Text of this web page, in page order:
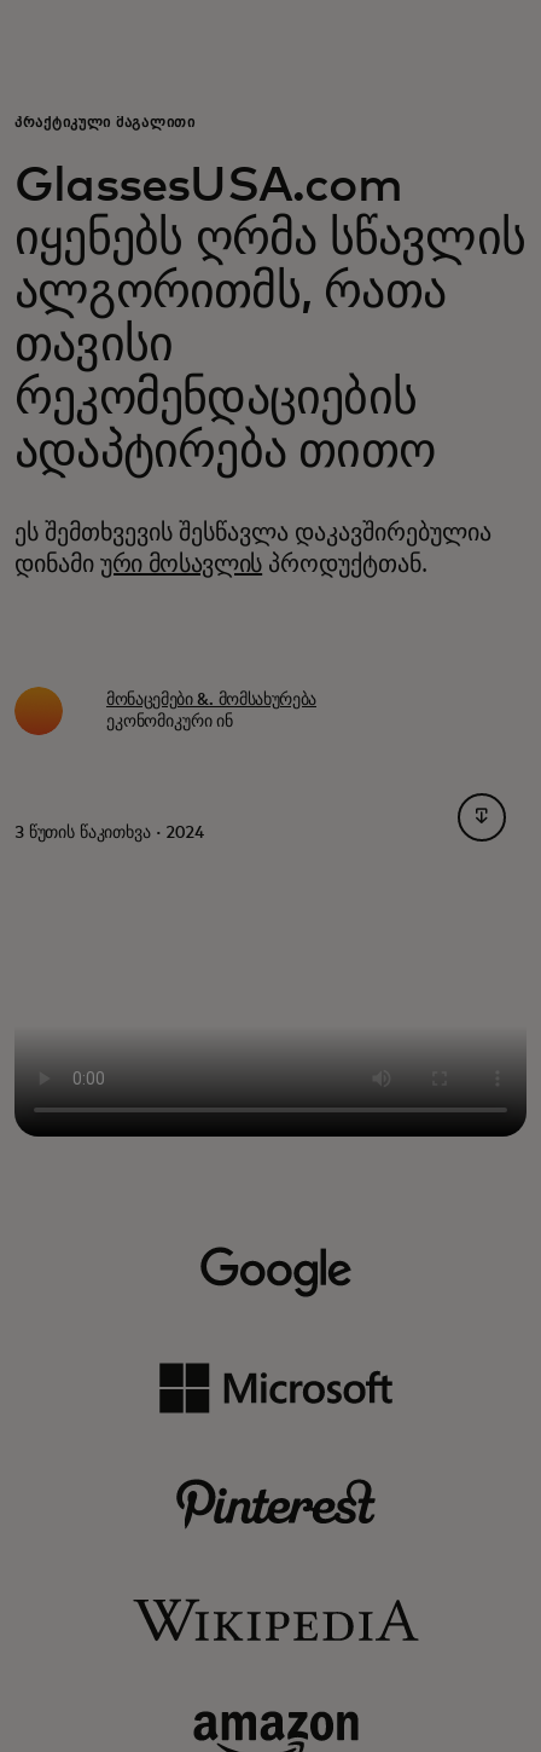
ბიზნესისთვის
მსოფლიოსთვის
ინოვატორებისთვის
სიახლეები და ტენდენციები
ᲞᲠᲐᲥᲢᲘᲙᲣᲚᲘ ᲛᲐᲒᲐᲚᲘᲗᲘ
GlassesUSA.com
იყენებს ღრმა სწავლის
ალგორითმს, რათა
თავისი
რეკომენდაციების
ადაპტირება თითო
ეს შემთხვევის შესწავლა დაკავშირებულია
დინამი ური მოსავლის პროდუქტთან.
მონაცემები &. მომსახურება
ეკონომიკური ინ
3 წუთის წაკითხვა · 2024
opens